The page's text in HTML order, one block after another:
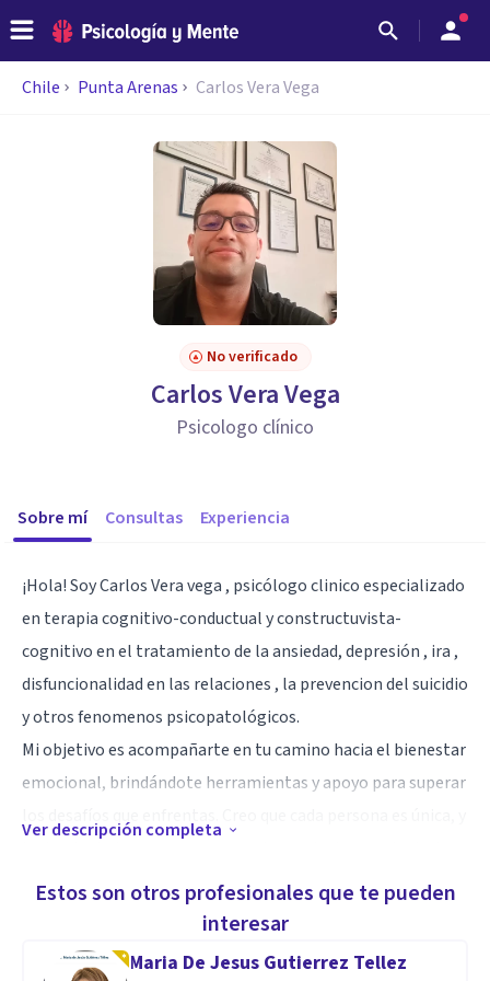
Chile Punta Arenas Carlos Vera Vega
No verificado
Carlos Vera Vega
Psicologo clínico
Sobre mí Consultas Experiencia
¡Hola! Soy Carlos Vera vega , psicólogo clinico especializado
en terapia cognitivo-conductual y constructuvista-
cognitivo en el tratamiento de la ansiedad, depresión , ira ,
disfuncionalidad en las relaciones , la prevencion del suicidio
y otros fenomenos psicopatológicos.
Mi objetivo es acompañarte en tu camino hacia el bienestar
emocional, brindándote herramientas y apoyo para superar
tus necesidades. Si sientes que necesitas hablar, estaré aquí
para escucharte y apoyarte en todo momento. ¡No estás
solo en este proceso!
Ver descripción completa
Estos son otros profesionales que te pueden
interesar
Maria De Jesus Gutierrez Tellez